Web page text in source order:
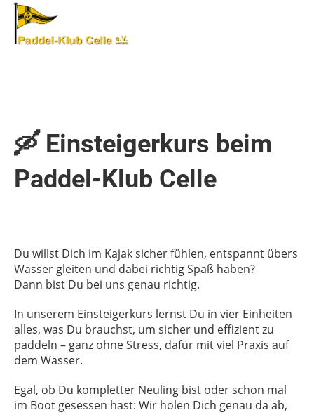
🛶 Einsteigerkurs beim
Paddel-Klub Celle
Du willst Dich im Kajak sicher fühlen, entspannt übers
Wasser gleiten und dabei richtig Spaß haben?
Dann bist Du bei uns genau richtig.
In unserem Einsteigerkurs lernst Du in vier Einheiten
alles, was Du brauchst, um sicher und effizient zu
paddeln – ganz ohne Stress, dafür mit viel Praxis auf
dem Wasser.
Egal, ob Du kompletter Neuling bist oder schon mal
im Boot gesessen hast: Wir holen Dich genau da ab,